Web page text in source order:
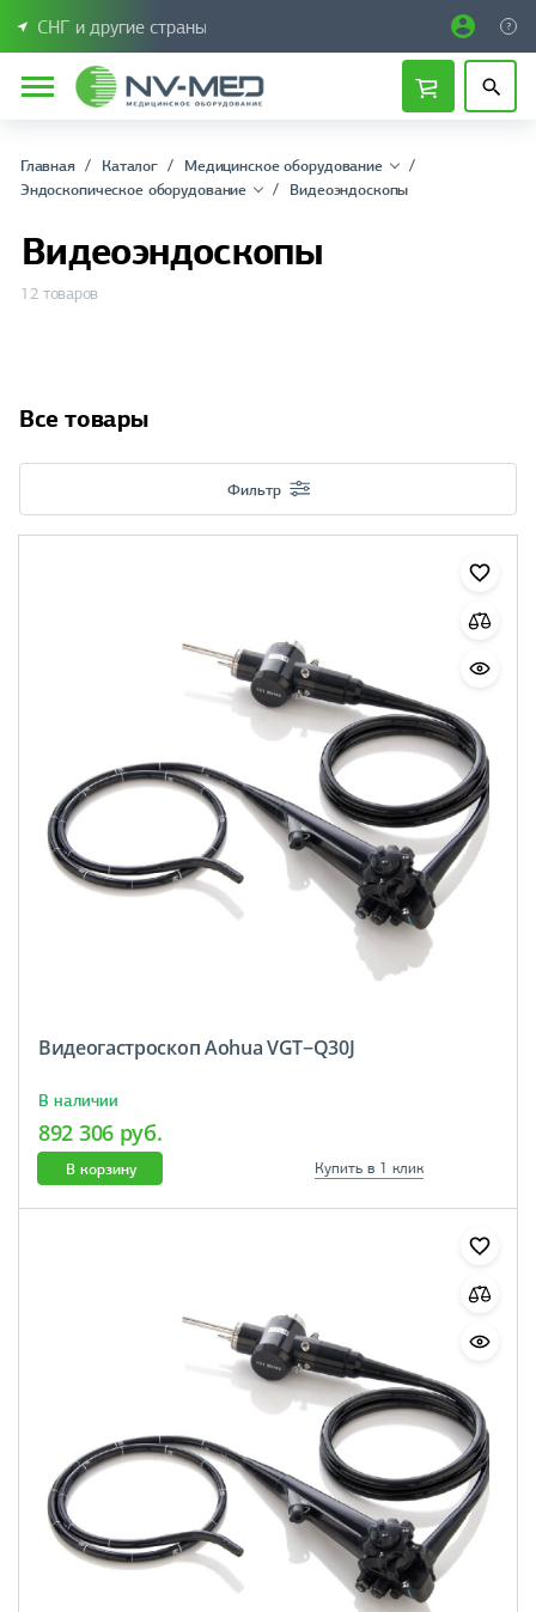
СНГ и другие страны
Главная Каталог
Медицинское оборудование
Эндоскопическое оборудование
Видеоэндоскопы
Видеоэндоскопы
12 товаров
Все товары
Фильтр
Видеогастроскоп Aohua VGT−Q30J
В наличии
892 306 руб.
В корзину Купить в 1 клик